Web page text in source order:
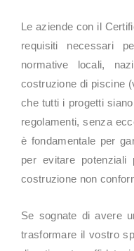
Le aziende con il
requisiti necessari
normative locali,
costruzione di piscine
che tutti i progetti
regolamenti, senza
è fondamentale per
per evitare potenziali
costruzione non
Se sognate di avere
trasformare il vostro